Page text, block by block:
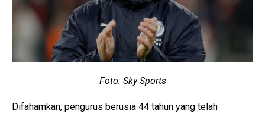
Foto: Sky Sports
Difahamkan, pengurus berusia 44 tahun yang telah